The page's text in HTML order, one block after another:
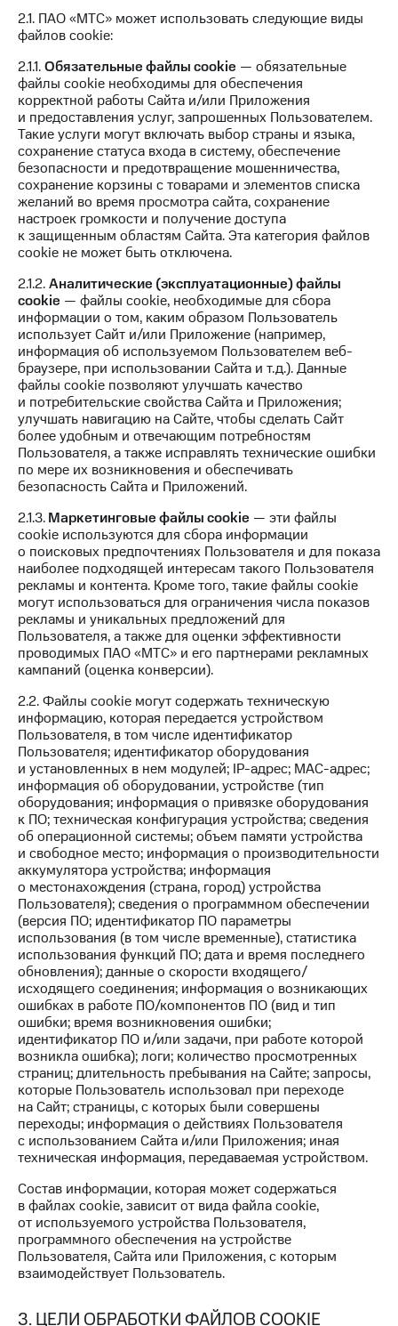
Перейти
со своим
номером
Поддержка
и подписки
МТС
Premium
Подписка
на гигабайты
интернета,
фильмы,
музыка
и многое
другое
Семейная
группа
Скидка
на тарифы,
общие
подписки
и услуги,
доступ
к геолокации
Кино,
музыка,
книги
и не
только
Безопасность
Финансы
Детям
и родителям
Здоровье
и фитнес
Приложения
от МТС
Акции
Приложения
КИОН
КИОН
Музыка
КИОН
Строки
Live
Гудок
Мой
МТС
приложения
Финансы
Инвестиции
Получайте
доход
Страхование
Семейная
группа
Скидка
на тарифы,
общие
подписки
и услуги,
доступ
к геолокации
Сертификаты
безопасности
Всё
под
рукой
в Мой МТС
Посмотрите,
что
полезного
есть
в нашем
приложении
КИОН
КИОН
КИОН
Строки
Live
Гудок
Мой
МТС
Все
приложения
Инвестиции
Получайте
доход
онлайн
Страхование
Покупка
полисов
онлайн
Скидка 30%
на связь
С картой
МТС
Деньги
МТС
Накопления
Откладывайте
деньги
и получайте
Акции
Условия
пополнения
Скидка
на связь
2.1. ПАО «МТС» может использовать следующие виды
файлов cookie:
2.1.1.Обязательные файлы cookie — обязательные
файлы cookie необходимы для обеспечения
корректной работы Сайта и/или Приложения
и предоставления услуг, запрошенных Пользователем.
Такие услуги могут включать выбор страны и языка,
сохранение статуса входа в систему, обеспечение
безопасности и предотвращение мошенничества,
сохранение корзины с товарами и элементов списка
желаний во время просмотра сайта, сохранение
настроек громкости и получение доступа
к защищенным областям Сайта. Эта категория файлов
cookie не может быть отключена.
2.1.2.Аналитические (эксплуатационные) файлы
cookie — файлы cookie, необходимые для сбора
информации о том, каким образом Пользователь
использует Сайт и/или Приложение (например,
информация об используемом Пользователем веб-
браузере, при использовании Сайта и т.д.). Данные
файлы cookie позволяют улучшать качество
и потребительские свойства Сайта и Приложения;
улучшать навигацию на Сайте, чтобы сделать Сайт
более удобным и отвечающим потребностям
Пользователя, а также исправлять технические ошибки
по мере их возникновения и обеспечивать
безопасность Сайта и Приложений.
2.1.3.Маркетинговые файлы cookie — эти файлы
cookie используются для сбора информации
о поисковых предпочтениях Пользователя и для показа
наиболее подходящей интересам такого Пользователя
рекламы и контента. Кроме того, такие файлы cookie
могут использоваться для ограничения числа показов
рекламы и уникальных предложений для
Пользователя, а также для оценки эффективности
проводимых ПАО «МТС» и его партнерами рекламных
кампаний (оценка конверсии).
2.2. Файлы cookie могут содержать техническую
информацию, которая передается устройством
Пользователя, в том числе идентификатор
Пользователя; идентификатор оборудования
и установленных в нем модулей; IP-адрес; MAC-адрес;
информация об оборудовании, устройстве (тип
оборудования; информация о привязке оборудования
к ПО; техническая конфигурация устройства; сведения
об операционной системы; объем памяти устройства
и свободное место; информация о производительности
аккумулятора устройства; информация
о местонахождения (страна, город) устройства
Пользователя); сведения о программном обеспечении
(версия ПО; идентификатор ПО параметры
использования (в том числе временные), статистика
использования функций ПО; дата и время последнего
обновления); данные о скорости входящего/
исходящего соединения; информация о возникающих
ошибках в работе ПО/компонентов ПО (вид и тип
ошибки; время возникновения ошибки;
идентификатор ПО и/или задачи, при работе которой
возникла ошибка); логи; количество просмотренных
страниц; длительность пребывания на Сайте; запросы,
которые Пользователь использовал при переходе
на Сайт; страницы, с которых были совершены
переходы; информация о действиях Пользователя
с использованием Сайта и/или Приложения; иная
техническая информация, передаваемая устройством.
Состав информации, которая может содержаться
в файлах cookie, зависит от вида файла cookie,
от используемого устройства Пользователя,
программного обеспечения на устройстве
Пользователя, Сайта или Приложения, с которым
взаимодействует Пользователь.
3. ЦЕЛИ ОБРАБОТКИ ФАЙЛОВ COOKIE